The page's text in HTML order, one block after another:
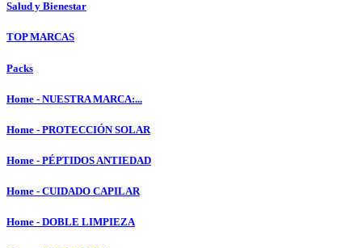
Salud y Bienestar
TOP MARCAS
Packs
Home - NUESTRA MARCA:...
Home - PROTECCIÓN SOLAR
Home - PÉPTIDOS ANTIEDAD
Home - CUIDADO CAPILAR
Home - DOBLE LIMPIEZA